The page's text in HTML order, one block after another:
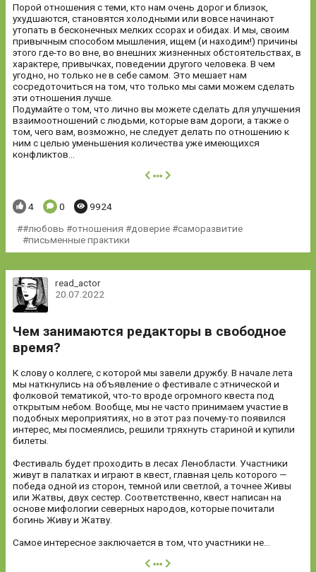
Порой отношения с теми, кто нам очень дорог и близок,
ухудшаются, становятся холодными или вовсе начинают
утопать в бесконечных мелких ссорах и обидах. И мы, своим
привычным способом мышления, ищем (и находим!) причины
этого где-то во вне, во внешних жизненных обстоятельствах, в
характере, привычках, поведении другого человека. В чем
угодно, но только не в себе самом. Это мешает нам
сосредоточиться на том, что только мы сами можем сделать
эти отношения лучше.
Подумайте о том, что лично вы можете сделать для улучшения
взаимоотношений с людьми, которые вам дороги, а также о
том, чего вам, возможно, не следует делать по отношению к
ним с целью уменьшения количества уже имеющихся
конфликтов...
далее
Понравилось:
4 Комментариев:
0 Просмотров:
9924
#любовь #отношения #доверие #саморазвитие
#письменные практики
read_actor
20.07.2022
Чем занимаются редакторы в свободное
время?
К слову о коллеге, с которой мы завели дружбу. В начале лета
мы наткнулись на объявление о фестивале с этнической и
фолковой тематикой, что-то вроде огромного квеста под
открытым небом. Вообще, мы не часто принимаем участие в
подобных мероприятиях, но в этот раз почему-то появился
интерес, мы посмеялись, решили тряхнуть стариной и купили
билеты.
Фестиваль будет проходить в лесах Ленобласти. Участники
живут в палатках и играют в квест, главная цель которого —
победа одной из сторон, темной или светлой, а точнее Живы
или Жатвы, двух сестер. Соответственно, квест написан на
основе мифологии северных народов, которые почитали
богинь Живу и Жатву.
Самое интересное заключается в том, что участники не...
далее